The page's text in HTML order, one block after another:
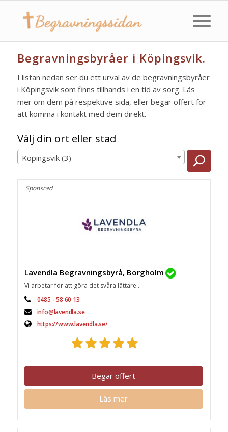
Begravningsbyråer i Köpingsvik.
I listan nedan ser du ett urval av de begravningsbyråer
i Köpingsvik som finns tillhands i en tid av sorg. Läs
mer om dem på respektive sida, eller begär offert för
att komma i kontakt med dem direkt.
Välj din ort eller stad
Köpingsvik (3)
Sponsrad
Lavendla Begravningsbyrå, Borgholm
Vi arbetar för att göra det svåra lättare...
0485 - 58 60 13
info@lavendla.se
https://www.lavendla.se/
Begär offert
Läs mer